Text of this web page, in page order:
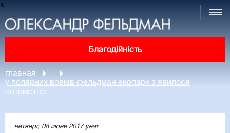
к
Благодійність
главная
у полярних вовків фельдман екопарк з’явилося
потомство
четверг, 08 июня 2017 year